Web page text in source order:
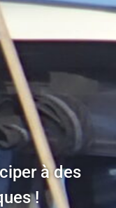
à des
!